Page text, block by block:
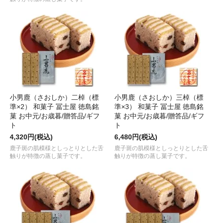
小男鹿（さおしか）二棹（標
準×2） 和菓子 冨士屋 徳島銘
菓 お中元/お歳暮/贈答品/ギフ
ト
4,320円(税込)
鹿子斑の肌模様としっとりとした舌
触りが特徴の蒸し菓子です。
小男鹿（さおしか）三棹（標
準×3） 和菓子 冨士屋 徳島銘
菓 お中元/お歳暮/贈答品/ギフ
ト
6,480円(税込)
鹿子斑の肌模様としっとりとした舌
触りが特徴の蒸し菓子です。